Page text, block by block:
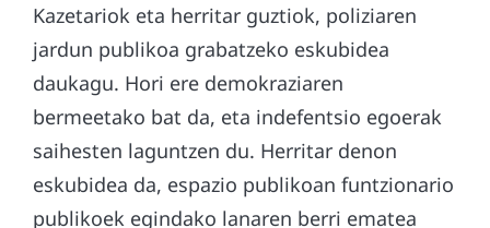
Kazetariok eta herritar guztiok, poliziaren
jardun publikoa grabatzeko eskubidea
daukagu. Hori ere demokraziaren
bermeetako bat da, eta indefentsio egoerak
saihesten laguntzen du. Herritar denon
eskubidea da, espazio publikoan funtzionario
publikoek egindako lanaren berri ematea